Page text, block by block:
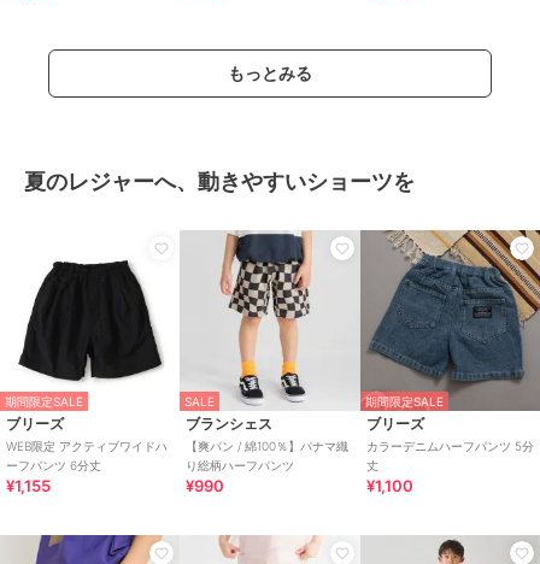
もっとみる
夏のレジャーへ、動きやすいショーツを
期間限定SALE
ブリーズ
WEB限定 アクティブワイドハ
ーフパンツ 6分丈
¥1,155
SALE
ブランシェス
【爽パン / 綿100％】パナマ織
り総柄ハーフパンツ
¥990
期間限定SALE
ブリーズ
カラーデニムハーフパンツ 5分
丈
¥1,100